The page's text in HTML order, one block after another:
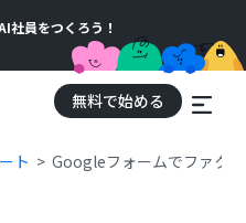
社員をつくろう！
無料で始める
ト Googleフォームでファク